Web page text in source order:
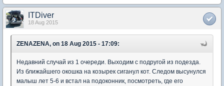
ITDiver
18 Aug 2015
ZENAZENA, on 18 Aug 2015 - 17:09:
Недавний случай из 1 очереди. Выходим с подругой из подезда.
Из ближайшего окошка на козырек сиганул кот. Следом высунулся
малыш лет 5-6 и встал на подоконник, посмотреть, где его